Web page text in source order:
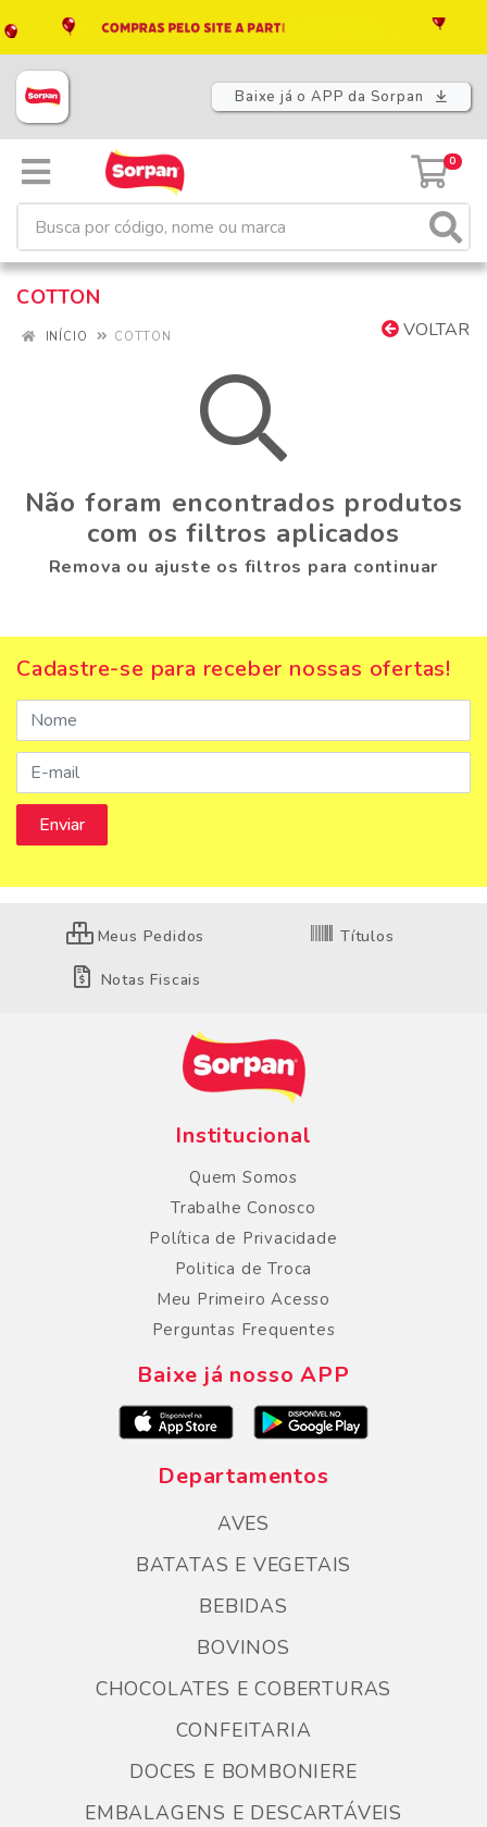
Baixe já o APP da Sorpan
0
COTTON
VOLTAR
INÍCIO COTTON
Não foram encontrados produtos
com os filtros aplicados
Remova ou ajuste os filtros para continuar
Cadastre-se para receber nossas ofertas!
Meus Pedidos Títulos
Notas Fiscais
Institucional
Quem Somos
Trabalhe Conosco
Política de Privacidade
Politica de Troca
Meu Primeiro Acesso
Perguntas Frequentes
Baixe já nosso APP
Departamentos
AVES
BATATAS E VEGETAIS
BEBIDAS
BOVINOS
CHOCOLATES E COBERTURAS
CONFEITARIA
DOCES E BOMBONIERE
EMBALAGENS E DESCARTÁVEIS